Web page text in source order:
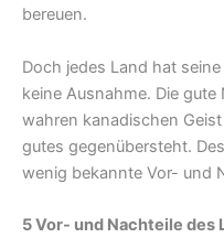
bereuen.
Doch jedes Land hat
keine Ausnahme. Die
wahren kanadischen
gutes gegenübersteht.
wenig bekannte Vor- und
5 Vor- und Nachteile des